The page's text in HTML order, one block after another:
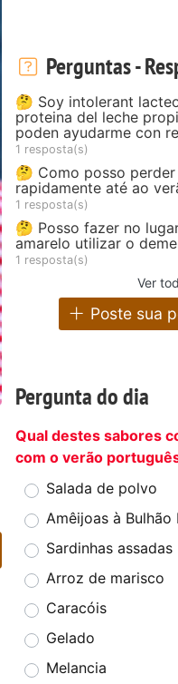
Perguntas -
🤔 Soy intolerant
proteina del leche
poden ayudarme con
1 resposta(s)
🤔 Como posso
rapidamente até ao
1 resposta(s)
🤔 Posso fazer no
amarelo utilizar o
1 resposta(s)
Ver
Poste sua
Pergunta do dia
Qual destes sabores
com o verão
Salada de polvo
Amêijoas à Bulhão
Sardinhas assadas
Arroz de marisco
Caracóis
Gelado
Melancia